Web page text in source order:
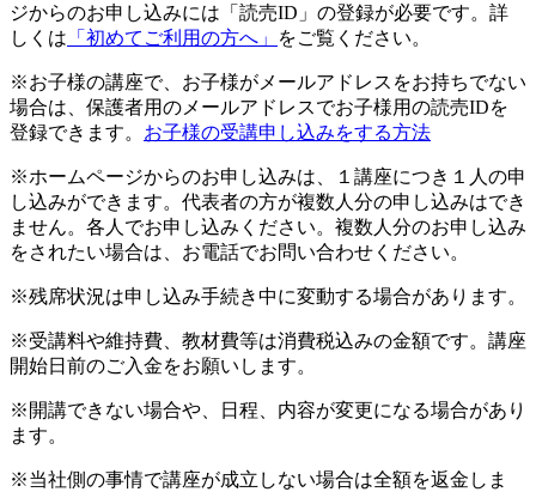
ジからのお申し込みには「読売ID」の登録が必要です。詳
しくは 「初めてご利用の方へ」 をご覧ください。
※お子様の講座で、お子様がメールアドレスをお持ちでない
場合は、保護者用のメールアドレスでお子様用の読売IDを
登録できます。 お子様の受講申し込みをする方法
※ホームページからのお申し込みは、１講座につき１人の申
し込みができます。代表者の方が複数人分の申し込みはでき
ません。各人でお申し込みください。複数人分のお申し込み
をされたい場合は、お電話でお問い合わせください。
※残席状況は申し込み手続き中に変動する場合があります。
※受講料や維持費、教材費等は消費税込みの金額です。講座
開始日前のご入金をお願いします。
※開講できない場合や、日程、内容が変更になる場合があり
ます。
※当社側の事情で講座が成立しない場合は全額を返金しま